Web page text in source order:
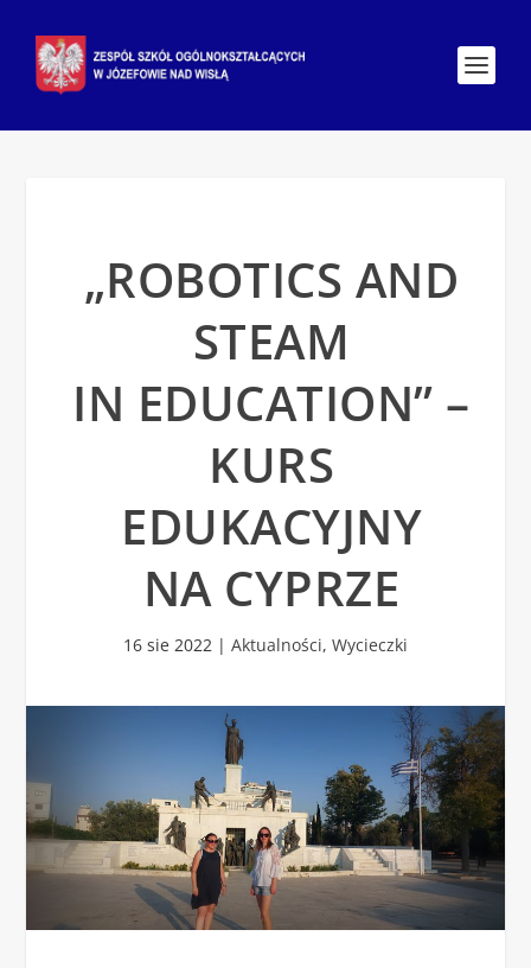
„ROBOTICS AND
STEAM
IN EDUCATION” –
KURS
EDUKACYJNY
NA CYPRZE
16 sie 2022 | Aktualności, Wycieczki